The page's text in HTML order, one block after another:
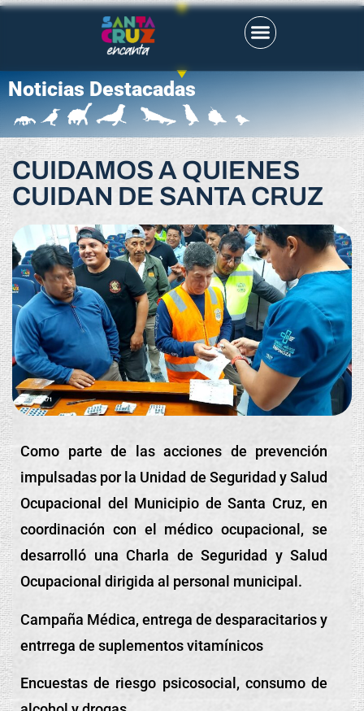
Noticias Destacadas
CUIDAMOS A QUIENES
CUIDAN DE SANTA CRUZ
Como parte de las acciones de prevención
impulsadas por la Unidad de Seguridad y Salud
Ocupacional del Municipio de Santa Cruz, en
coordinación con el médico ocupacional, se
desarrolló una Charla de Seguridad y Salud
Ocupacional dirigida al personal municipal.
Campaña Médica, entrega de desparacitarios y
entrrega de suplementos vitamínicos
Encuestas de riesgo psicosocial, consumo de